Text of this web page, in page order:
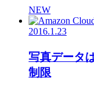
NEW
2016.1.23
写真データ
制限